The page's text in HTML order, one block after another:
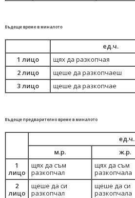
Бъдеще време в миналото
ед.ч.
1 лицо
щях да разкопчая
2 лицо
щеше да разкопчаеш
3 лицо
щеше да разкопчае
Бъдеще предварително време в миналото
ед.ч.
м.р.
ж.р.
1
лицо
щях да съм
разкопчал
щях да съм
разкопчала
2
лицо
щеше да си
разкопчал
щеше да си
разкопчала